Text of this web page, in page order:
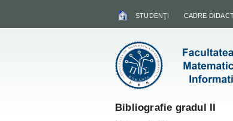
STUDENŢI CADRE
Bibliografie gradul II